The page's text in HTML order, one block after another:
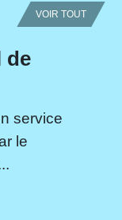
VOIR TOUT
de
service
le